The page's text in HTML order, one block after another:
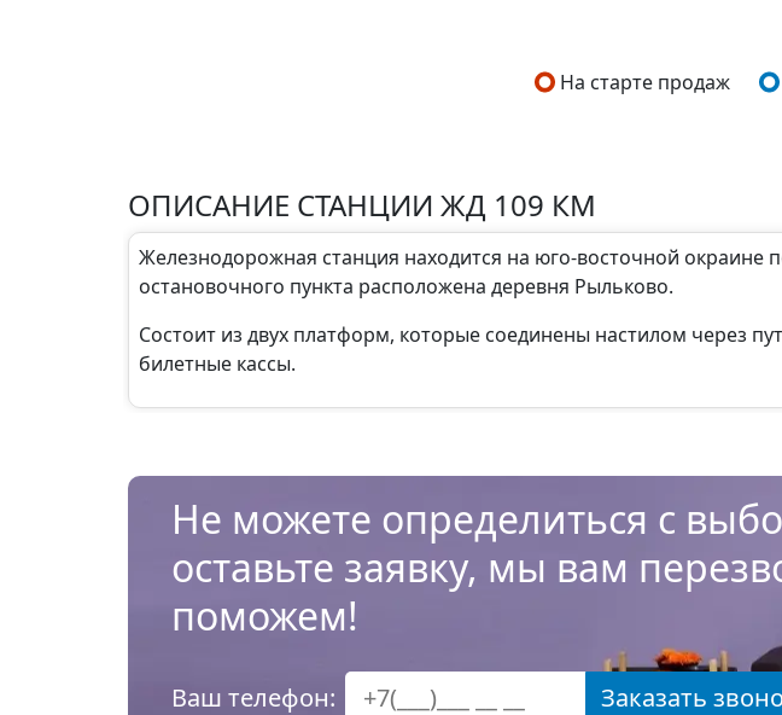
На старте продаж
ОПИСАНИЕ СТАНЦИИ ЖД 109 КМ
Железнодорожная станция находится на юго-восточной окраине
остановочного пункта расположена деревня Рыльково.
Состоит из двух платформ, которые соединены настилом через
билетные кассы.
Не можете определиться с
оставьте заявку, мы вам
поможем!
Ваш телефон: Заказать